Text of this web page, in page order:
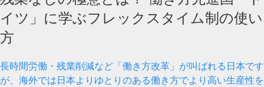
イツ」に学ぶフレックスタイム制の使い
方
長時間労働・残業削減など「働き方改革」が叫ばれる日本です
が、海外では日本よりゆとりのある働き方でより高い生産性を